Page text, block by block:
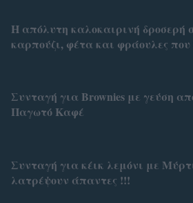
Η απόλυτη καλοκαιρινή δροσερή
καρπούζι, φέτα και φράουλες
Συνταγή για Brownies με γεύση
Παγωτό Καφέ
Συνταγή για κέικ λεμόνι με
λατρέψουν άπαντες !!!